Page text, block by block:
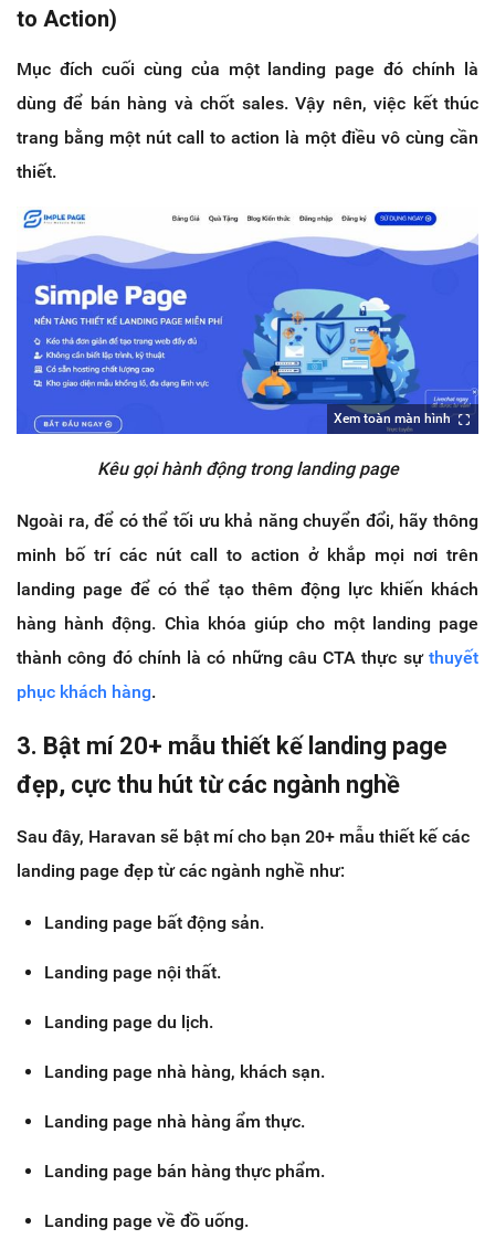
to Action)
Mục đích cuối cùng của một landing page đó chính là
dùng để bán hàng và chốt sales. Vậy nên, việc kết thúc
trang bằng một nút call to action là một điều vô cùng cần
thiết.
Xem toàn màn hình
Kêu gọi hành động trong landing page
Ngoài ra, để có thể tối ưu khả năng chuyển đổi, hãy thông
minh bố trí các nút call to action ở khắp mọi nơi trên
landing page để có thể tạo thêm động lực khiến khách
hàng hành động. Chìa khóa giúp cho một landing page
thành công đó chính là có những câu CTA thực sự thuyết
phục khách hàng.
3. Bật mí 20+ mẫu thiết kế landing page
đẹp, cực thu hút từ các ngành nghề
Sau đây, Haravan sẽ bật mí cho bạn 20+ mẫu thiết kế các
landing page đẹp từ các ngành nghề như:
Landing page bất động sản.
Landing page nội thất.
Landing page du lịch.
Landing page nhà hàng, khách sạn.
Landing page nhà hàng ẩm thực.
Landing page bán hàng thực phẩm.
Landing page về đồ uống.